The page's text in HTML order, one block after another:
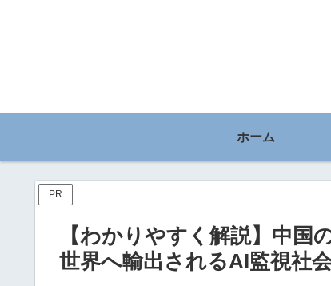
ホーム
PR
【わかりやすく解説】中
世界へ輸出されるAI監視社